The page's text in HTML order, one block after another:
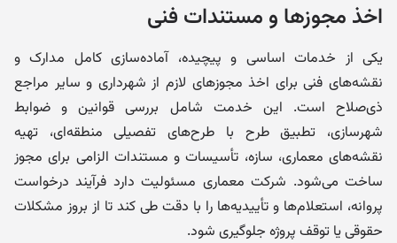
اخذ مجوزها و مستندات فنی
یکی از خدمات اساسی و پیچیده، آماده‌سازی کامل مدارک و
نقشه‌های فنی برای اخذ مجوزهای لازم از شهرداری و سایر مراجع
ذی‌صلاح است. این خدمت شامل بررسی قوانین و ضوابط
شهرسازی، تطبیق طرح با طرح‌های تفصیلی منطقه‌ای، تهیه
نقشه‌های معماری، سازه، تأسیسات و مستندات الزامی برای مجوز
ساخت می‌شود. شرکت معماری مسئولیت دارد فرآیند درخواست
پروانه، استعلام‌ها و تأییدیه‌ها را با دقت طی کند تا از بروز مشکلات
حقوقی یا توقف پروژه جلوگیری شود.